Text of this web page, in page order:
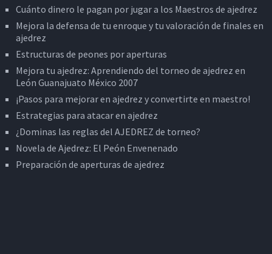
Cuánto dinero le pagan por jugar a los Maestros de ajedrez
Mejora la defensa de tu enroque y tu valoración de finales en
ajedrez
Estructuras de peones por aperturas
Mejora tu ajedrez: Aprendiendo del torneo de ajedrez en
León Guanajuato México 2007
¡Pasos para mejorar en ajedrez y convertirte en maestro!
Estrategias para atacar en ajedrez
¿Dominas las reglas del AJEDREZ de torneo?
Novela de Ajedrez: El Peón Envenenado
Preparación de aperturas de ajedrez